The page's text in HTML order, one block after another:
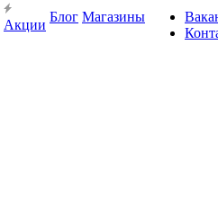
Акции
Блог Магазины